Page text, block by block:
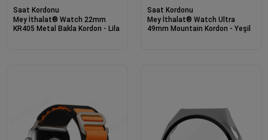
Saat Kordonu
Mey İthalat® Watch 22mm
KR405 Metal Bakla Kordon - Lila
Saat Kordonu
Mey İthalat® Watch Ultra
49mm Mountain Kordon - Yeşil